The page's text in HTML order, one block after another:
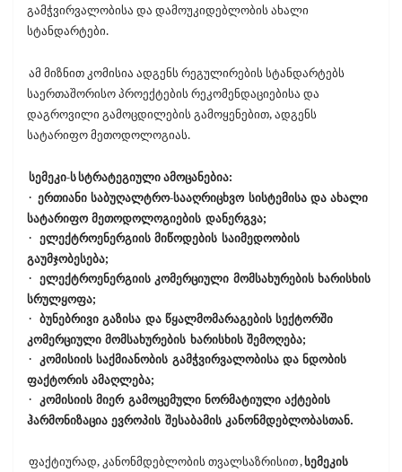
გამჭვირვალობისა და დამოუკიდებლობის ახალი
სტანდარტები.
ამ მიზნით კომისია ადგენს რეგულირების სტანდარტებს
საერთაშორისო პროექტების რეკომენდაციებისა და
დაგროვილი გამოცდილების გამოყენებით, ადგენს
სატარიფო მეთოდოლოგიას.
სემეკი-სსტრატეგიული ამოცანებია:
· ერთიანი საბუღალტრო-სააღრიცხვო სისტემისა და ახალი
სატარიფო მეთოდოლოგიების დანერგვა;
· ელექტროენერგიის მიწოდების საიმედოობის
გაუმჯობესება;
· ელექტროენერგიის კომერციული მომსახურების ხარისხის
სრულყოფა;
· ბუნებრივი გაზისა და წყალმომარაგების სექტორში
კომერციული მომსახურების ხარისხის შემოღება;
· კომისიის საქმიანობის გამჭვირვალობისა და ნდობის
ფაქტორის ამაღლება;
· კომისიის მიერ გამოცემული ნორმატიული აქტების
ჰარმონიზაცია ევროპის შესაბამის კანონმდებლობასთან.
ფაქტიურად, კანონმდებლობის თვალსაზრისით,სემეკის